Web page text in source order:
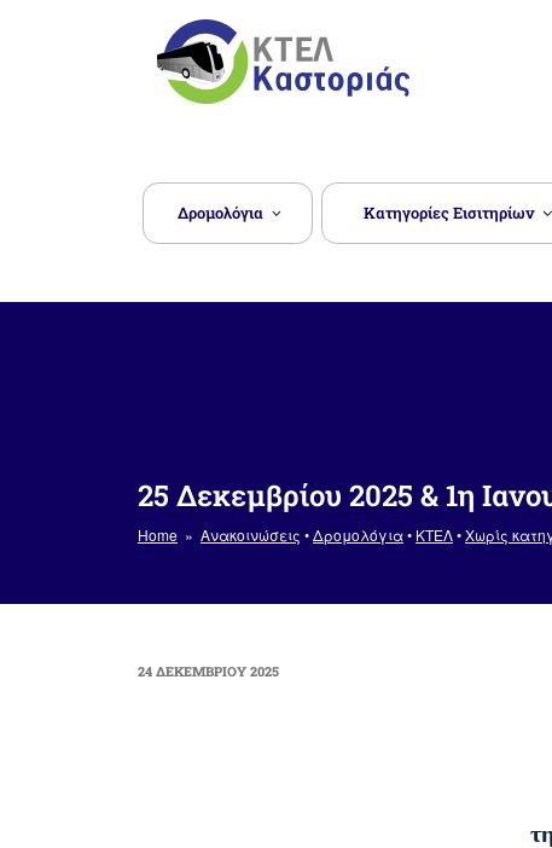
Δρομολόγια Κατηγορίες Εισιτηρίων
25 Δεκεμβρίου 2025 & 1η
Home » Ανακοινώσεις •Δρομολόγια• ΚΤΕΛ•Χωρίς
ΔΗΜΟΣΙΕΎΤΗΚΕ
24 ΔΕΚΕΜΒΡΊΟΥ 2025